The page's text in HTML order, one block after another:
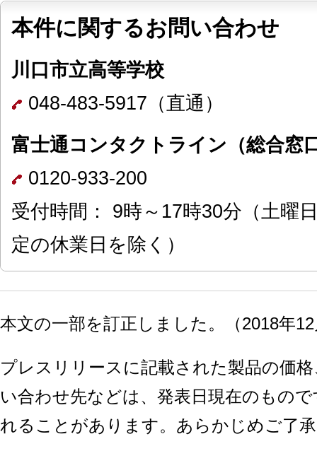
本件に関するお問い合わせ
川口市立高等学校
048-483-5917（直通）
富士通コンタクトライン（総合窓
0120-933-200
受付時間： 9時～17時30分（土曜
定の休業日を除く）
本文の一部を訂正しました。（2018年
プレスリリースに記載された製品の価
い合わせ先などは、発表日現在のもの
れることがあります。あらかじめご了